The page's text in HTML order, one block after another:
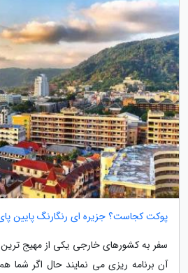
پوکت کجاست؟ جزیره ای رنگارنگ پایین پای
سفر به کشورهای خارجی یکی از مهیج ترین
آن برنامه ریزی می نمایند حال اگر